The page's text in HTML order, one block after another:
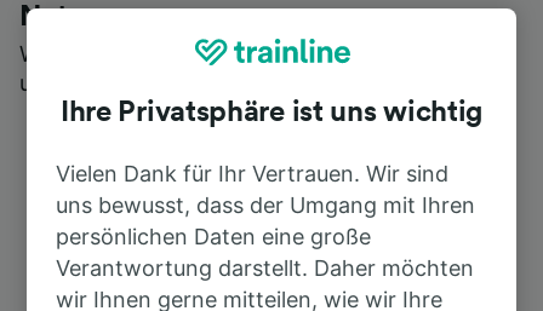
Nutzern
Wer könnte Ihnen besseres Feedback geben als
unsere Kunden selbst?
Ihre Privatsphäre ist uns wichtig
Vielen Dank für Ihr Vertrauen. Wir sind
uns bewusst, dass der Umgang mit Ihren
persönlichen Daten eine große
Verantwortung darstellt. Daher möchten
wir Ihnen gerne mitteilen, wie wir Ihre